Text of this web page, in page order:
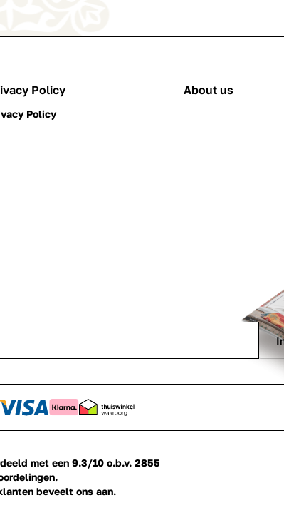
Policy
Policy
About us
met een 9.3/10 o.b.v. 2855
beveelt ons aan.